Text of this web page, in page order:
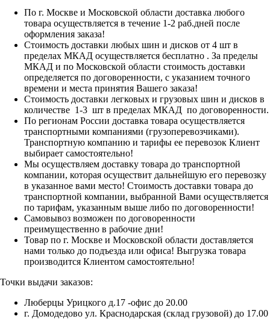
По г. Москве и Московской области доставка любого
товара осуществляется в течение 1-2 раб.дней после
оформления заказа!
Стоимость доставки любых шин и дисков от 4 шт в
пределах МКАД осуществляется бесплатно . За пределы
МКАД и по Московской области стоимость доставки
определяется по договоренности, с указанием точного
времени и места принятия Вашего заказа!
Стоимость доставки легковых и грузовых шин и дисков в
количестве 1-3 шт в пределах МКАД по договоренности.
По регионам России доставка товара осуществляется
транспортными компаниями (грузоперевозчиками).
Транспортную компанию и тарифы ее перевозок Клиент
выбирает самостоятельно!
Мы осуществляем доставку товара до транспортной
компании, которая осуществит дальнейшую его перевозку
в указанное вами место! Стоимость доставки товара до
транспортной компании, выбранной Вами осуществляется
по тарифам, указанным выше либо по договоренности!
Самовывоз возможен по договоренности
преимущественно в рабочие дни!
Товар по г. Москве и Московской области доставляется
нами только до подъезда или офиса! Выгрузка товара
производится Клиентом самостоятельно!
Точки выдачи заказов:
Люберцы Урицкого д.17 -офис до 20.00
г. Домодедово ул. Краснодарская (склад грузовой) до 17.00